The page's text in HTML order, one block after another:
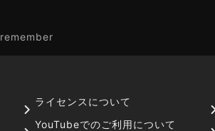
remember
ライセンスについて
YouTubeでのご利用について